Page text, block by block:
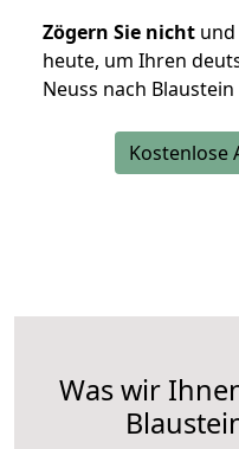
Zögern Sie nicht
heute, um Ihren
Neuss nach
Kostenlose
Was wir